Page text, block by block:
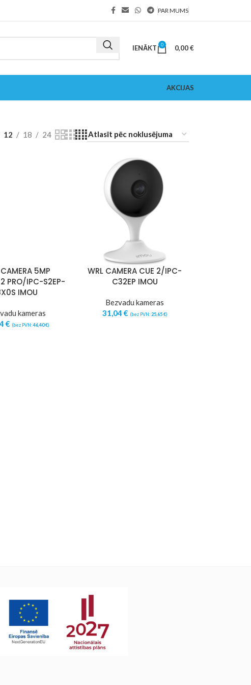
PAR MUMS
IENĀKT 0 0,00€
AKCIJAS
12 18 24
5MP
2 PRO/IPC-S2EP-
IMOU
kameras
€ (bez PVN:46,40€)
WRL CAMERA CUE 2/IPC-
C32EP IMOU
Bezvadu kameras
31,04 € (bez PVN:25,65€)